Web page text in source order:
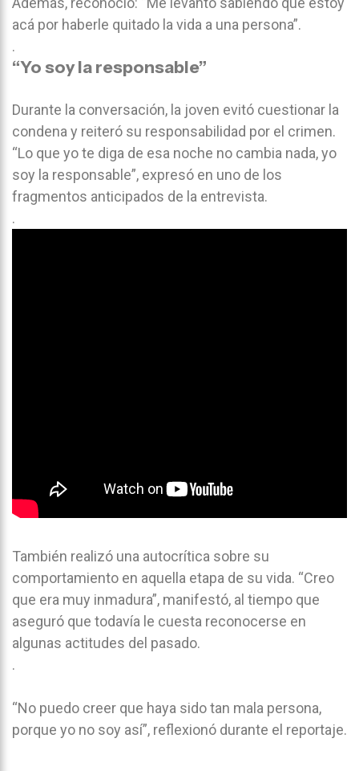
acá por haberle quitado la vida a una persona”.
.
“Yo soy la responsable”
Durante la conversación, la joven evitó cuestionar la
condena y reiteró su responsabilidad por el crimen.
“Lo que yo te diga de esa noche no cambia nada, yo
soy la responsable”, expresó en uno de los
fragmentos anticipados de la entrevista.
.
También realizó una autocrítica sobre su
comportamiento en aquella etapa de su vida. “Creo
que era muy inmadura”, manifestó, al tiempo que
aseguró que todavía le cuesta reconocerse en
algunas actitudes del pasado.
.
“No puedo creer que haya sido tan mala persona,
porque yo no soy así”, reflexionó durante el reportaje.